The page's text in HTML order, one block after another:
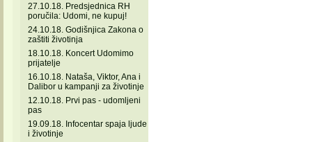
27.10.18. Predsjednica RH
poručila: Udomi, ne kupuj!
24.10.18. Godišnjica Zakona o
zaštiti životinja
18.10.18. Koncert Udomimo
prijatelje
16.10.18. Nataša, Viktor, Ana i
Dalibor u kampanji za životinje
12.10.18. Prvi pas - udomljeni
pas
19.09.18. Infocentar spaja ljude
i životinje